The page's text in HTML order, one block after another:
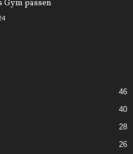
Gym passen
46
40
28
26